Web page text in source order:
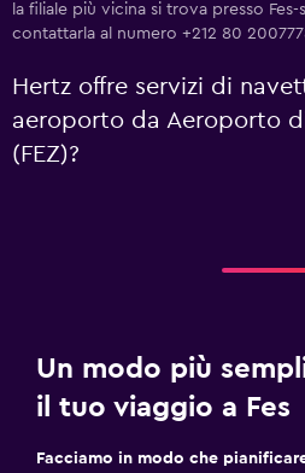
la filiale più vicina si trova presso
contattarla al numero +212 80
Hertz offre servizi di
aeroporto da Aeroporto di
(FEZ)?
Un modo più
il tuo viaggio a Fes
Facciamo in modo che